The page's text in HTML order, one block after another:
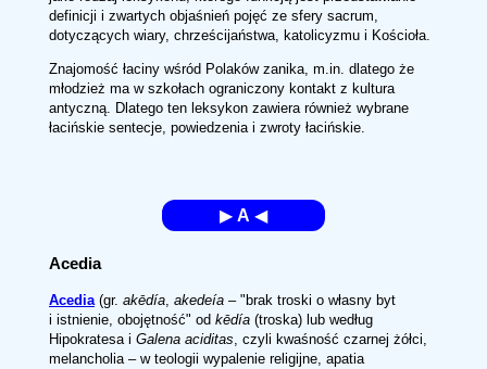
definicji i zwartych objaśnień pojęć ze sfery sacrum,
dotyczących wiary, chrześcijaństwa, katolicyzmu i Kościoła.
Znajomość łaciny wśród Polaków zanika, m.in. dlatego że
młodzież ma w szkołach ograniczony kontakt z kultura
antyczną. Dlatego ten leksykon zawiera również wybrane
łacińskie sentecje, powiedzenia i zwroty łacińskie.
▶ A ◀
Acedia
Acedia(gr. akēdía, akedeía – "brak troski o własny byt
i istnienie, obojętność" od kēdía (troska) lub według
Hipokratesa i Galena aciditas, czyli kwaśność czarnej żółci,
melancholia – w teologii wypalenie religijne, apatia